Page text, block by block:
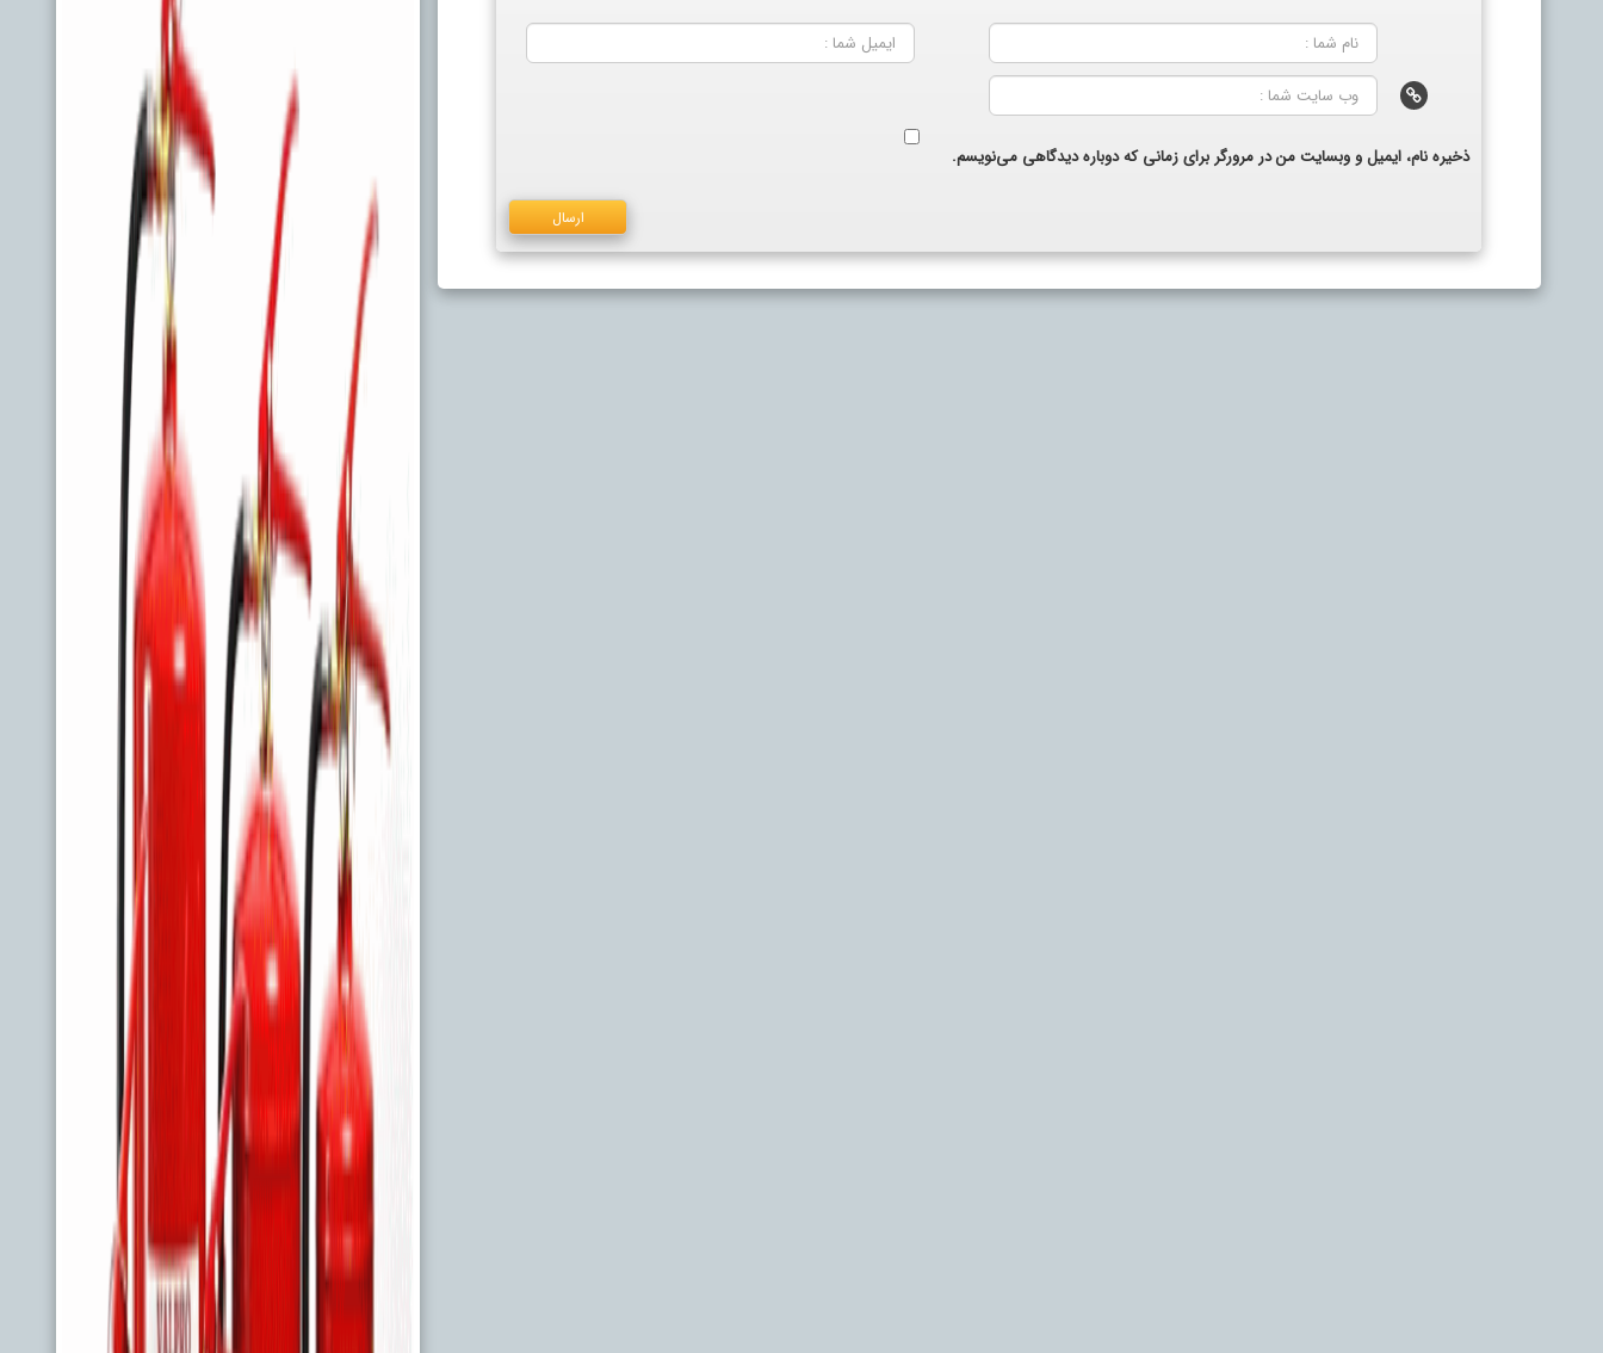
ذخیره نام، ایمیل و وبسایت من در مرورگر برای زمانی که دوباره دیدگاهی می‌نویسم.